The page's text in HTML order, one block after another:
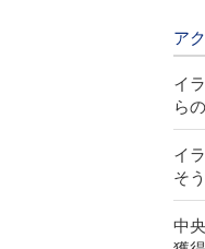
ア
イ
ら
イ
そ
中